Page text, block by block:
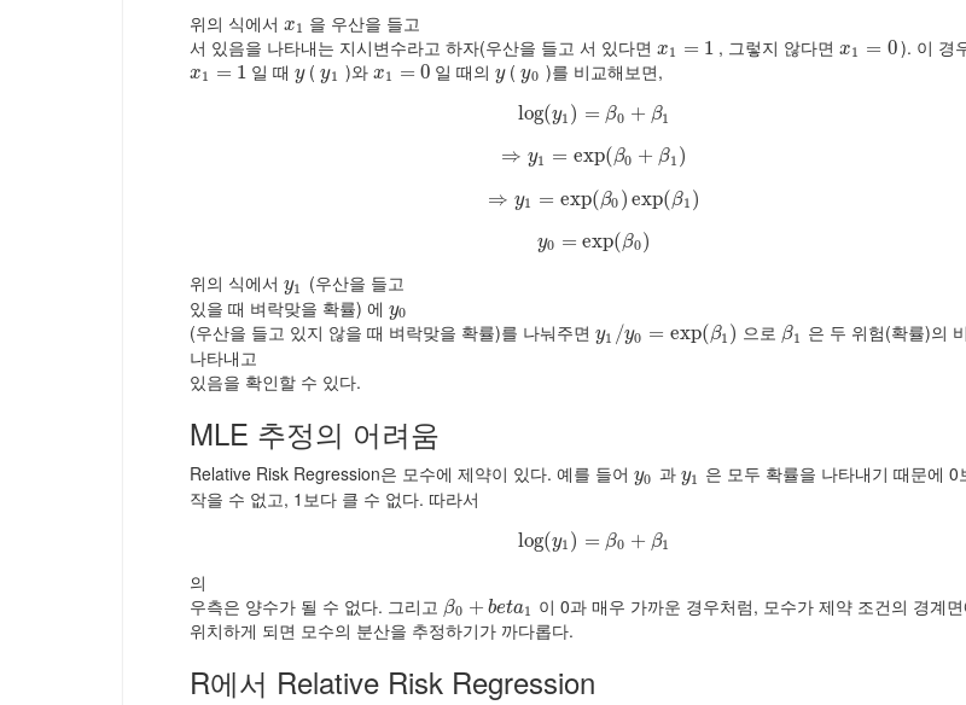
위의 식에서 x1
x1 을 우산을 들고
서 있음을 나타내는 지시변수라고 하자(우산을 들고 서 있다면 x1 = 1
x1 1 , 그렇지 않다면x1 = 0
x1 =0 ). 이 경
x1 = 1
x1 1 일 때y
y(y1
y1 )와 x1 = 0
x1 0 일 때의y
y(y0
y0 )를 비교해보면,
log(y1 ) = β0 + β1
log( y )= β0+ β1
⇒ y1 = exp(β0 + β1 )
⇒ 1= exp(β0+ β1 )
⇒ y1 = exp(β0 ) exp(β1 )
⇒ 1= exp(β0)exp(β1)
y0 = exp(β0)
y 0= exp(β0)
위의 식에서 y1
y1 (우산을 들고
있을 때 벼락맞을 확률) 에 y0
y0
(우산을 들고 있지 않을 때 벼락맞을 확률)를 나눠주면 y1 /y0 = exp(β1 )
y1 /y0= exp(β1) 으로 β1
β1 은 두 위험(확률)의
나타내고
있음을 확인할 수 있다.
MLE 추정의 어려움
Relative Risk Regression은 모수에 제약이 있다. 예를 들어 y0
y0 과 y1
y1 은 모두 확률을 나타내기 때문에 0
작을 수 없고, 1보다 클 수 없다. 따라서
log(y1 ) = β0 + β1
log( y )= β0+ β1
의
우측은 양수가 될 수 없다. 그리고 β0 + beta1
β0 +beta1
이 0과 매우 가까운 경우처럼, 모수가 제약 조건의 경계면
위치하게 되면 모수의 분산을 추정하기가 까다롭다.
R에서 Relative Risk Regression